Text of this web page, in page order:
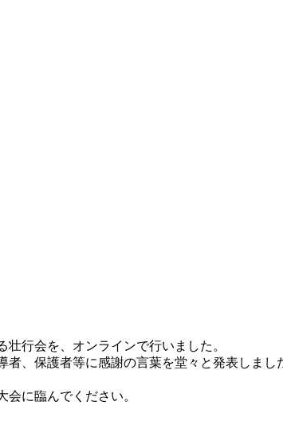
行会を、オンラインで行いました。
、保護者等に感謝の言葉を堂々と発表しまし
に臨んでください。